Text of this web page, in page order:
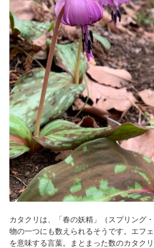
カタクリは、「春の妖精」（スプリング
物の一つにも数えられるそうです。エフ
を意味する言葉。まとまった数のカタク